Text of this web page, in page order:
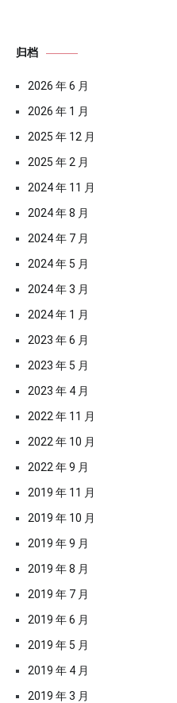
归档
2026 年 6 月
2026 年 1 月
2025 年 12 月
2025 年 2 月
2024 年 11 月
2024 年 8 月
2024 年 7 月
2024 年 5 月
2024 年 3 月
2024 年 1 月
2023 年 6 月
2023 年 5 月
2023 年 4 月
2022 年 11 月
2022 年 10 月
2022 年 9 月
2019 年 11 月
2019 年 10 月
2019 年 9 月
2019 年 8 月
2019 年 7 月
2019 年 6 月
2019 年 5 月
2019 年 4 月
2019 年 3 月